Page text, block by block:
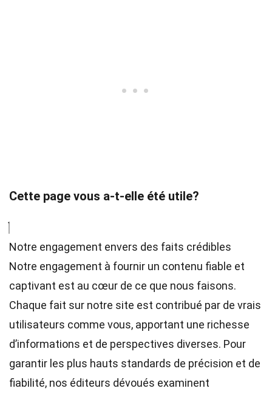
Cette page vous a-t-elle été utile?
Notre engagement envers des faits crédibles
Notre engagement à fournir un contenu fiable et
captivant est au cœur de ce que nous faisons.
Chaque fait sur notre site est contribué par de vrais
utilisateurs comme vous, apportant une richesse
d’informations et de perspectives diverses. Pour
garantir les plus hauts standards de précision et de
fiabilité, nos éditeurs dévoués examinent